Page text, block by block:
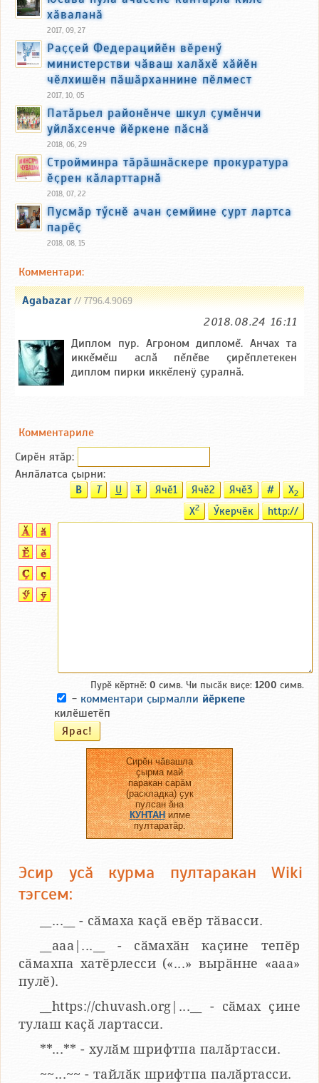
хӑваланӑ
2017, 09, 27
Раҫҫей Федерацийӗн вӗренӳ
министерстви чӑваш халӑхӗ хӑйӗн
чӗлхишӗн пӑшӑрханнине пӗлмест
2017, 10, 05
Патӑрьел районӗнче шкул ҫумӗнчи
уйлӑхсенче йӗркене пӑснӑ
2018, 06, 29
Стройминра тӑрӑшнӑскере прокуратура
ӗҫрен кӑларттарнӑ
2018, 07, 22
Пусмӑр тӳснӗ ачан ҫемйине ҫурт лартса
парӗҫ
2018, 08, 15
Комментари:
Agabazar// 7796.4.9069
2018.08.24 16:11
Диплом пур. Агроном дипломĕ. Анчах та
иккĕмĕш аслă пĕлĕве çирĕплетекен
диплом пирки иккĕленÿ çуралнă.
Комментариле
Сирӗн ятӑp:
Анлӑлатса ҫырни:
B T U T Ячӗ1 Ячӗ2 Ячӗ3 # X2
X2 Ӳкерчӗк http://
Пурӗ кӗртнӗ: 0 симв. Чи пысӑк виҫе: 1200 симв.
- комментари ҫырмалли йӗркепе
килӗшетӗп
Сирӗн чӑвашла
ҫырма май
паракан сарӑм
(раскладка) ҫук
пулсан ӑна
КУНТАНилме
пултаратӑр.
Эсир усӑ курма пултаракан Wiki
тэгсем:
__...__ - сӑмаха каҫӑ евӗр тӑвасси.
__aaa|...__ - сӑмахӑн каҫине тепӗр
сӑмахпа хатӗрлесси («...» вырӑнне «ааа»
пулӗ).
__https://chuvash.org|...__ - сӑмах ҫине
тулаш каҫӑ лартасси.
**...** - хулӑм шрифтпа палӑртасси.
~~...~~ - тайлӑк шрифтпа палӑртасси.